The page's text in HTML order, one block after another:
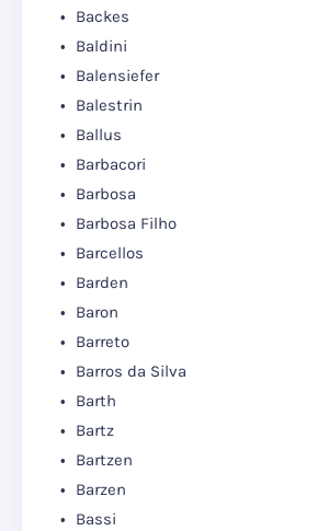
Backes
Baldini
Balensiefer
Balestrin
Ballus
Barbacori
Barbosa
Barbosa Filho
Barcellos
Barden
Baron
Barreto
Barros da Silva
Barth
Bartz
Bartzen
Barzen
Bassi